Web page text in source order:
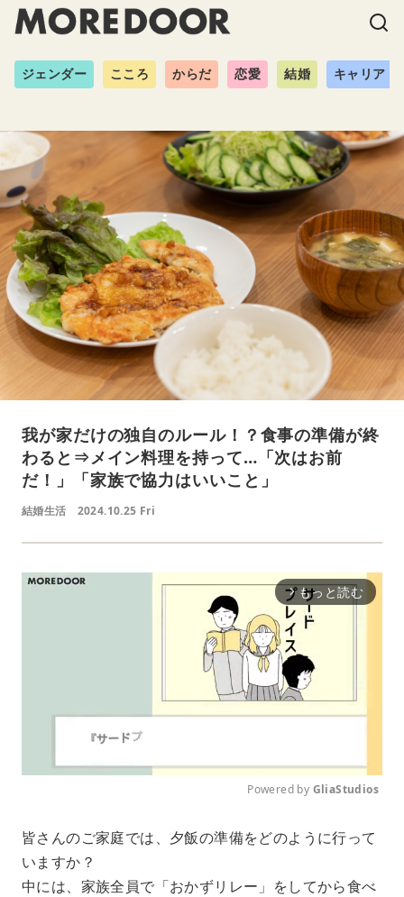
ジェンダー こころ からだ 恋愛 結婚 キャリア
我が家だけの独自のルール！？食事の準備が終
わると⇒メイン料理を持って…「次はお前
だ！」「家族で協力はいいこと」
結婚生活 2024.10.25 Fri
arrow_forward_ios もっと読む
u
e
Powered by GliaStudios
皆さんのご家庭では、夕飯の準備をどのように行って
いますか？
中には、家族全員で「おかずリレー」をしてから食べ